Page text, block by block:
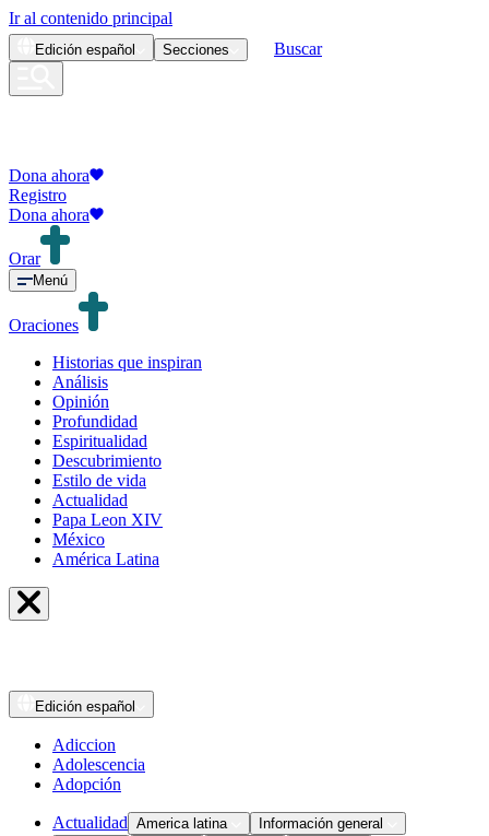
Ir al contenido principal
Edición español Secciones Buscar
Dona ahora
Registro
Dona ahora
Orar
Menú
Oraciones
Historias que inspiran
Análisis
Opinión
Profundidad
Espiritualidad
Descubrimiento
Estilo de vida
Actualidad
Papa Leon XIV
México
América Latina
Edición español
Adiccion
Adolescencia
Adopción
Actualidad America latina
Información general